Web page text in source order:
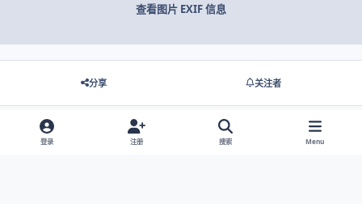
查看图片 EXIF 信息
分享 关注者
登录 注册 搜索 Menu